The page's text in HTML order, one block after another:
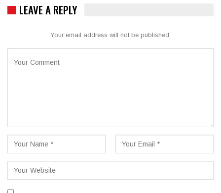
LEAVE A REPLY
Your email address will not be published.